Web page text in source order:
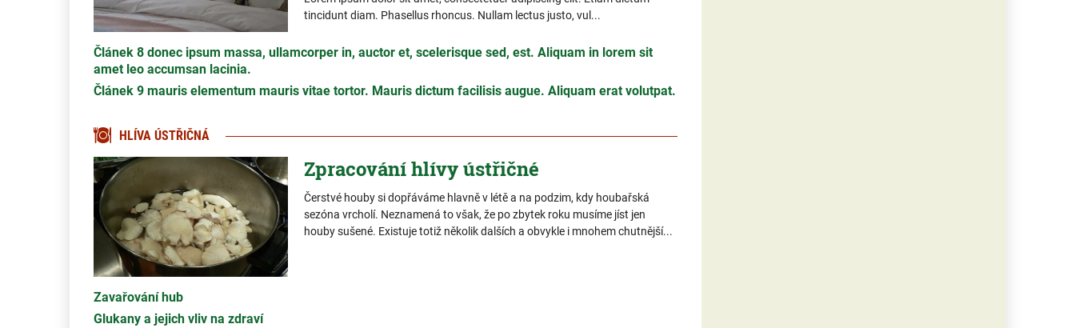
tincidunt diam. Phasellus rhoncus. Nullam lectus justo, vul...
Článek 8 donec ipsum massa, ullamcorper in, auctor et, scelerisque sed, est. Aliquam in lorem sit
amet leo accumsan lacinia.
Článek 9 mauris elementum mauris vitae tortor. Mauris dictum facilisis augue. Aliquam erat volutpat.
HLÍVA ÚSTŘIČNÁ
Zpracování hlívy ústřičné
Čerstvé houby si dopřáváme hlavně v létě a na podzim, kdy houbařská
sezóna vrcholí. Neznamená to však, že po zbytek roku musíme jíst jen
houby sušené. Existuje totiž několik dalších a obvykle i mnohem chutnější...
Zavařování hub
Glukany a jejich vliv na zdraví